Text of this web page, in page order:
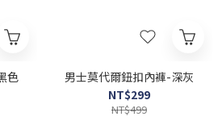
色
男士莫代爾鈕扣內褲-深灰
NT$299
NT$499